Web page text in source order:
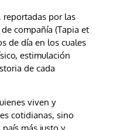
reportadas por las
compañía (Tapia et
de día en los cuales
estimulación
de cada
viven y
cotidianas, sino